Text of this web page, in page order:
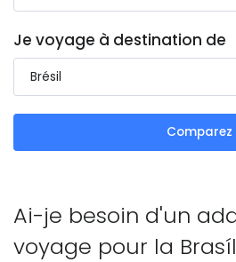
Je voyage à destination de
Comparez
Ai-je besoin d'un
voyage pour la